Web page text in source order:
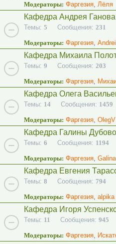
Модераторы: Фаргезия, Лёля
Кафедра Андрея
Темы: 5 Сообщения: 231
Модераторы: Фаргезия, Andrei
Кафедра Михаила
Темы: 9 Сообщения: 203
Модераторы: Фаргезия,
Кафедра Олега
Темы: 14 Сообщения: 1459
Модераторы: Фаргезия, OlegV
Кафедра Галины
Темы: 6 Сообщения: 1194
Модераторы: Фаргезия, Galina
Кафедра Евгения
Темы: 8 Сообщения: 794
Модераторы: Фаргезия, alpika
Кафедра Игоря
Темы: 11 Сообщения: 945
Модераторы: Фаргезия,